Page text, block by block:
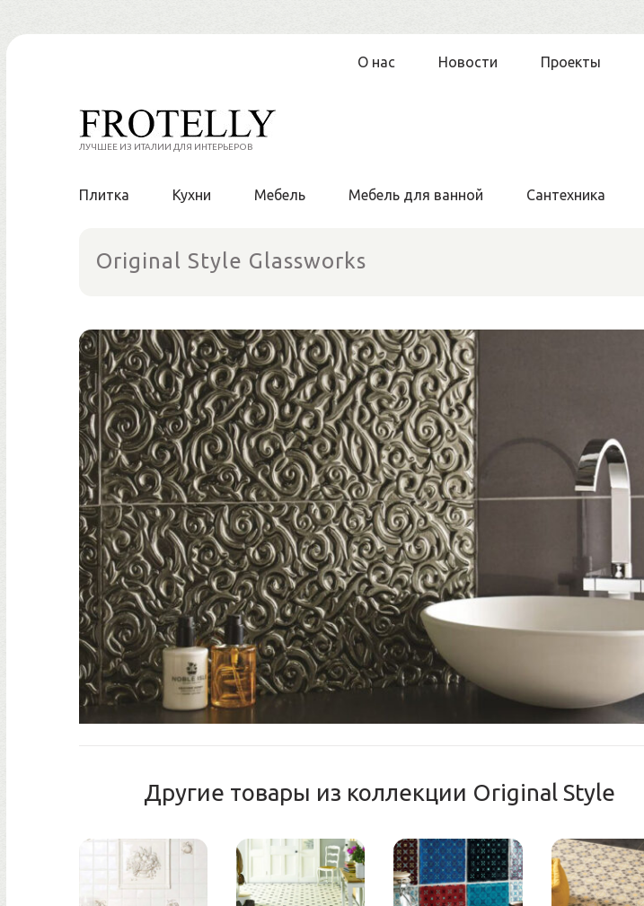
Перейти
О нас Новости Проекты
ЛУЧШЕЕ ИЗ ИТАЛИИ ДЛЯ ИНТЕРЬЕРОВ
Плитка Кухни Мебель Мебель для ванной Сантехника
Original Style Glassworks
Другие товары из коллекции Original Style